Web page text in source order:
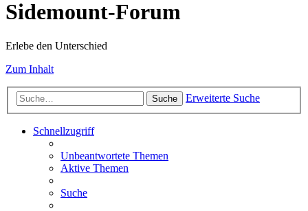
Sidemount-Forum
Erlebe den Unterschied
Zum Inhalt
Suche Erweiterte Suche
Schnellzugriff
Unbeantwortete Themen
Aktive Themen
Suche